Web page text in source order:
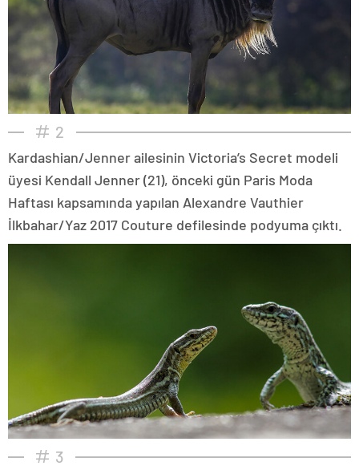
2
Kardashian/Jenner ailesinin Victoria’s Secret modeli
üyesi Kendall Jenner (21), önceki gün Paris Moda
Haftası kapsamında yapılan Alexandre Vauthier
İlkbahar/Yaz 2017 Couture defilesinde podyuma çıktı.
3